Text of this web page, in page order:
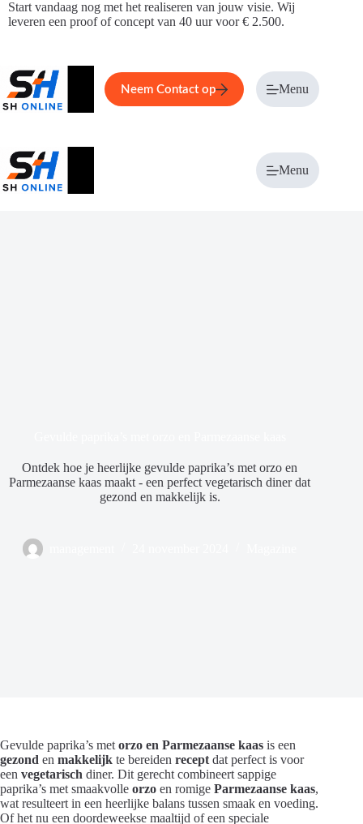
Ga
naar
Start vandaag nog met het realiseren van jouw visie. Wij
leveren een proof of concept van 40 uur voor € 2.500.
Home Service Over ons
Neem Contact op Menu
Menu
Ontdek hoe je heerlijke gevulde paprika’s met orzo en
Parmezaanse kaas maakt - een perfect vegetarisch diner dat
gezond en makkelijk is.
Gevulde paprika’s met orzo en Parmezaanse kaas is een
gezond en makkelijk te bereiden recept dat perfect is voor
een vegetarisch diner. Dit gerecht combineert sappige
paprika’s met smaakvolle orzo en romige Parmezaanse kaas,
wat resulteert in een heerlijke balans tussen smaak en voeding.
Of het nu een doordeweekse maaltijd of een speciale